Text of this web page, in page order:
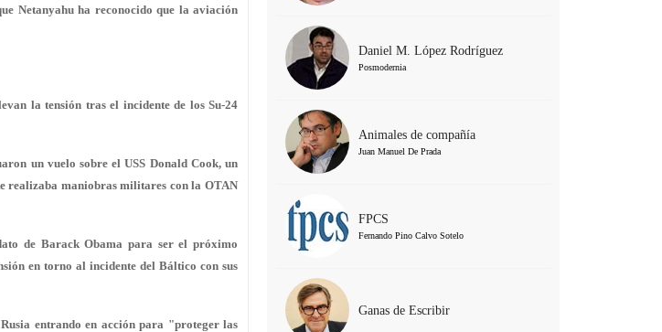
Netanyahu ha reconocido que la aviación
la tensión tras el incidente de los Su-24
un vuelo sobre el USS Donald Cook, un
realizaba maniobras militares con la OTAN
de Barack Obama para ser el próximo
en torno al incidente del Báltico con sus
entrando en acción para "proteger las
Daniel M. López Rodríguez
Posmodernia
Animales de compañía
Juan Manuel De Prada
FPCS
Fernando Pino Calvo Sotelo
Ganas de Escribir